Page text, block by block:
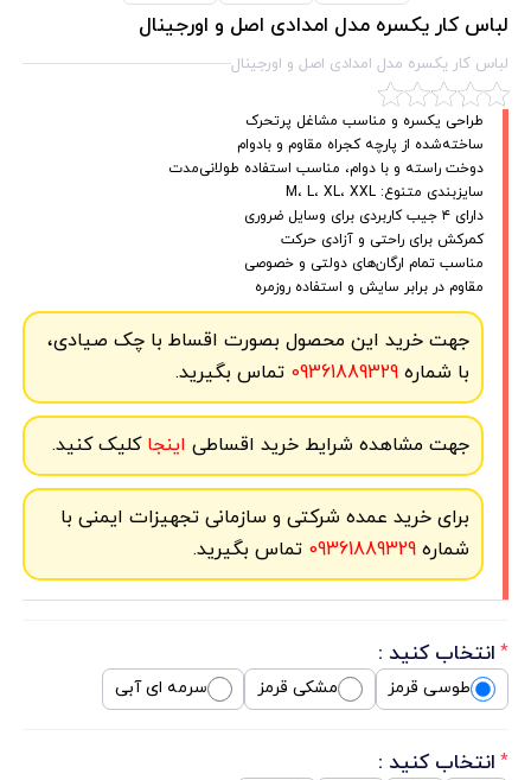
لباس کار یکسره مدل امدادی اصل و اورجینال
لباس کار یکسره مدل امدادی اصل و اورجینال
طراحی یکسره و مناسب مشاغل پرتحرک
ساخته‌شده از پارچه کجراه مقاوم و بادوام
دوخت راسته و با دوام، مناسب استفاده طولانی‌مدت
سایزبندی متنوع: M، L، XL، XXL
دارای ۴ جیب کاربردی برای وسایل ضروری
کمرکش برای راحتی و آزادی حرکت
مناسب تمام ارگان‌های دولتی و خصوصی
مقاوم در برابر سایش و استفاده روزمره
جهت خرید این محصول بصورت اقساط با چک صیادی،
با شماره09361889329 تماس بگیرید.
جهت مشاهده شرایط خرید اقساطی اینجاکلیک کنید.
برای خرید عمده شرکتی و سازمانی تجهیزات ایمنی با
شماره09361889329 تماس بگیرید.
* انتخاب کنید :
طوسی قرمز مشکی قرمز سرمه ای آبی
* انتخاب کنید :